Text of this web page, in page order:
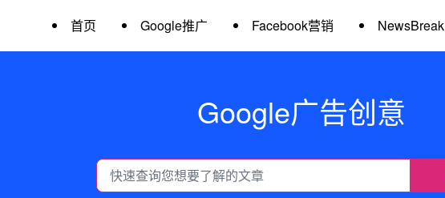
首页 Google推广 Facebook营销 NewsBreak
Google广告创意